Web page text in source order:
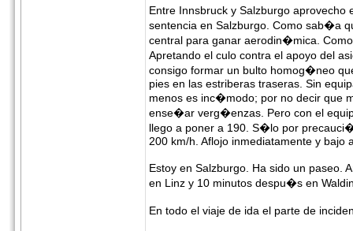
Entre Innsbruck y Salzburgo
sentencia en Salzburgo. Como sab�a
central para ganar aerodin�mica.
Apretando el culo contra el apoyo del
consigo formar un bulto homog�neo
pies en las estriberas traseras. Sin
menos es inc�modo; por no decir que
ense�ar verg�enzas. Pero con el
llego a poner a 190. S�lo por
200 km/h. Aflojo inmediatamente y bajo
Estoy en Salzburgo. Ha sido un paseo.
en Linz y 10 minutos despu�s en
En todo el viaje de ida el parte de